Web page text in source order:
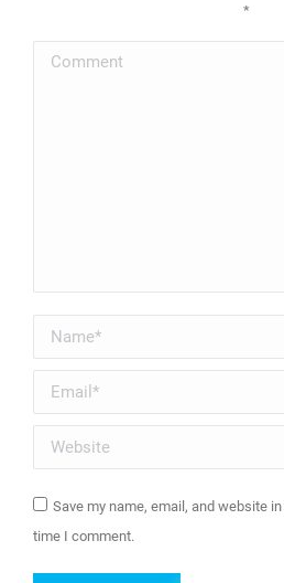
*
Comment
Name *
Email *
Website
Save my name, email, and website
time I comment.